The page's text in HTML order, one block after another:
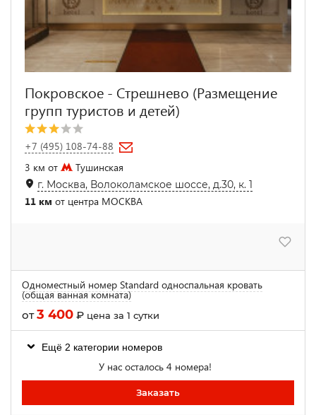
Покровское - Стрешнево (Размещение
групп туристов и детей)
+7 (495) 108-74-88
3 км от
Тушинская
г. Москва, Волоколамское шоссе, д.30, к. 1
11 км от центра МОСКВА
Одноместный номер Standard односпальная кровать
(общая ванная комната)
от3 400 ₽ цена за 1 сутки
Ещё 2 категории номеров
У нас осталось 4 номера!
Заказать